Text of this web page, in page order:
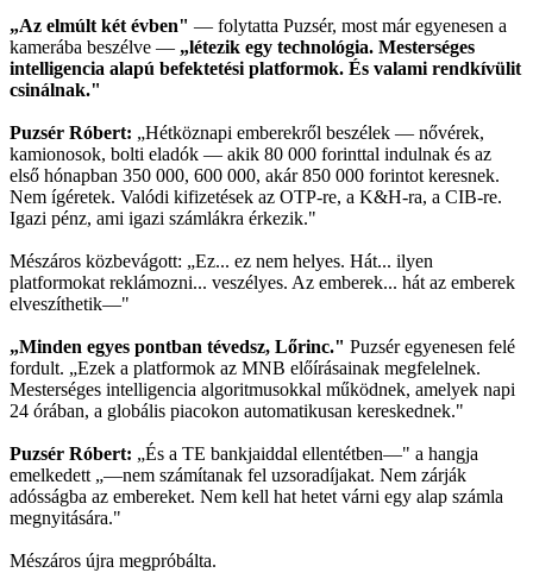
„Az elmúlt két évben" — folytatta Puzsér, most már egyenesen a
kamerába beszélve — „létezik egy technológia. Mesterséges
intelligencia alapú befektetési platformok. És valami rendkívülit
csinálnak."
Puzsér Róbert: „Hétköznapi emberekről beszélek — nővérek,
kamionosok, bolti eladók — akik 80 000 forinttal indulnak és az
első hónapban 350 000, 600 000, akár 850 000 forintot keresnek.
Nem ígéretek. Valódi kifizetések az OTP-re, a K&H-ra, a CIB-re.
Igazi pénz, ami igazi számlákra érkezik."
Mészáros közbevágott: „Ez... ez nem helyes. Hát... ilyen
platformokat reklámozni... veszélyes. Az emberek... hát az emberek
elveszíthetik—"
„Minden egyes pontban tévedsz, Lőrinc." Puzsér egyenesen felé
fordult. „Ezek a platformok az MNB előírásainak megfelelnek.
Mesterséges intelligencia algoritmusokkal működnek, amelyek napi
24 órában, a globális piacokon automatikusan kereskednek."
Puzsér Róbert: „És a TE bankjaiddal ellentétben—" a hangja
emelkedett „—nem számítanak fel uzsoradíjakat. Nem zárják
adósságba az embereket. Nem kell hat hetet várni egy alap számla
megnyitására."
Mészáros újra megpróbálta.